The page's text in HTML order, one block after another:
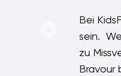
Bei
sein.
zu
Bravour